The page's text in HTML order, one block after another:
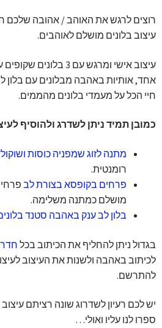
רוצים לרגש את האוהב / אהובה שלכם
עיצוב בלונים מושלם לאוהבים.
עיצוב אישי ומרגש עם 3
אחד, אותיות באהבה מבלונים עם בלון
חיי הכל על מעמדי בלונים מהממים.
כמובן תמיד ניתן לשדרג ולהוסיף
מתנה לזוג שמפניה כוסות
רומנטית.
פרחים בקופסא בצורת לב
מושלם כמתנה משלימה.
בלון לב ענק באהבה סטנד
בגדול ניתן להחליף את הכיתוב בכל חדר
לכיתוב באהבה ולשנות את העיצוב
להתרשם.
יש לכם רעיון לשדרוג שונה רציתם
ספרו לנו עליו ואולי…